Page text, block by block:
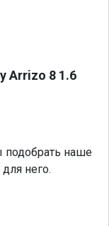
Arrizo 8 1.6
наше
него.